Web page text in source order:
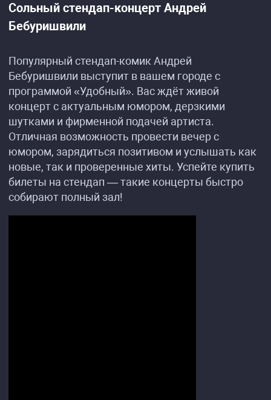
Сольный стендап-концерт Андрей
Бебуришвили
Популярный стендап-комик Андрей
Бебуришвили выступит в вашем городе с
программой «Удобный». Вас ждёт живой
концерт с актуальным юмором, дерзкими
шутками и фирменной подачей артиста.
Отличная возможность провести вечер с
юмором, зарядиться позитивом и услышать как
новые, так и проверенные хиты. Успейте купить
билеты на стендап — такие концерты быстро
собирают полный зал!